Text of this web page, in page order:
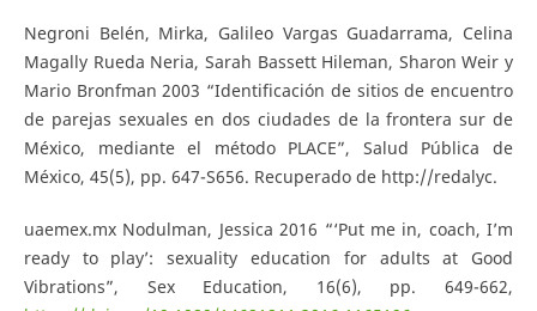
Negroni Belén, Mirka, Galileo Vargas Guadarrama, Celina
Magally Rueda Neria, Sarah Bassett Hileman, Sharon Weir y
Mario Bronfman 2003 “Identificación de sitios de encuentro
de parejas sexuales en dos ciudades de la frontera sur de
México, mediante el método PLACE”, Salud Pública de
México, 45(5), pp. 647-S656. Recuperado de http://redalyc.
uaemex.mx Nodulman, Jessica 2016 “‘Put me in, coach, I’m
ready to play’: sexuality education for adults at Good
Vibrations”, Sex Education, 16(6), pp. 649-662,